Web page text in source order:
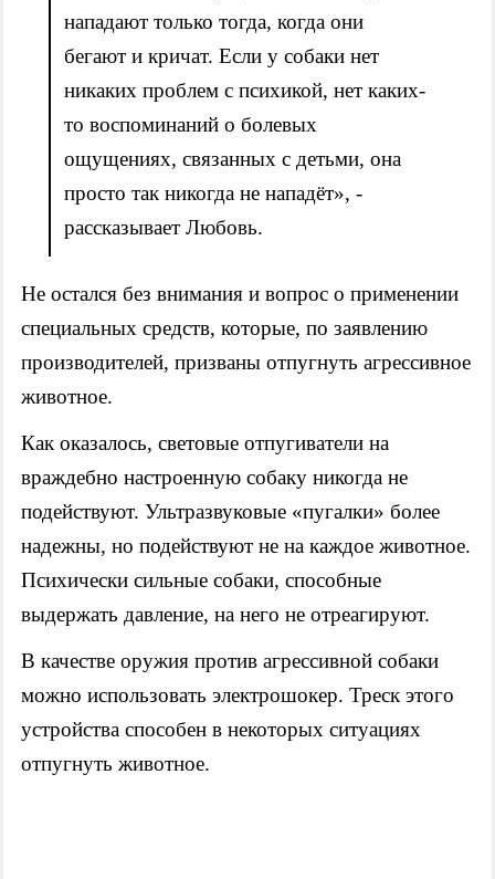
нападают только тогда, когда они
бегают и кричат. Если у собаки нет
никаких проблем с психикой, нет каких-
то воспоминаний о болевых
ощущениях, связанных с детьми, она
просто так никогда не нападёт», -
рассказывает Любовь.
Не остался без внимания и вопрос о применении
специальных средств, которые, по заявлению
производителей, призваны отпугнуть агрессивное
животное.
Как оказалось, световые отпугиватели на
враждебно настроенную собаку никогда не
подействуют. Ультразвуковые «пугалки» более
надежны, но подействуют не на каждое животное.
Психически сильные собаки, способные
выдержать давление, на него не отреагируют.
В качестве оружия против агрессивной собаки
можно использовать электрошокер. Треск этого
устройства способен в некоторых ситуациях
отпугнуть животное.